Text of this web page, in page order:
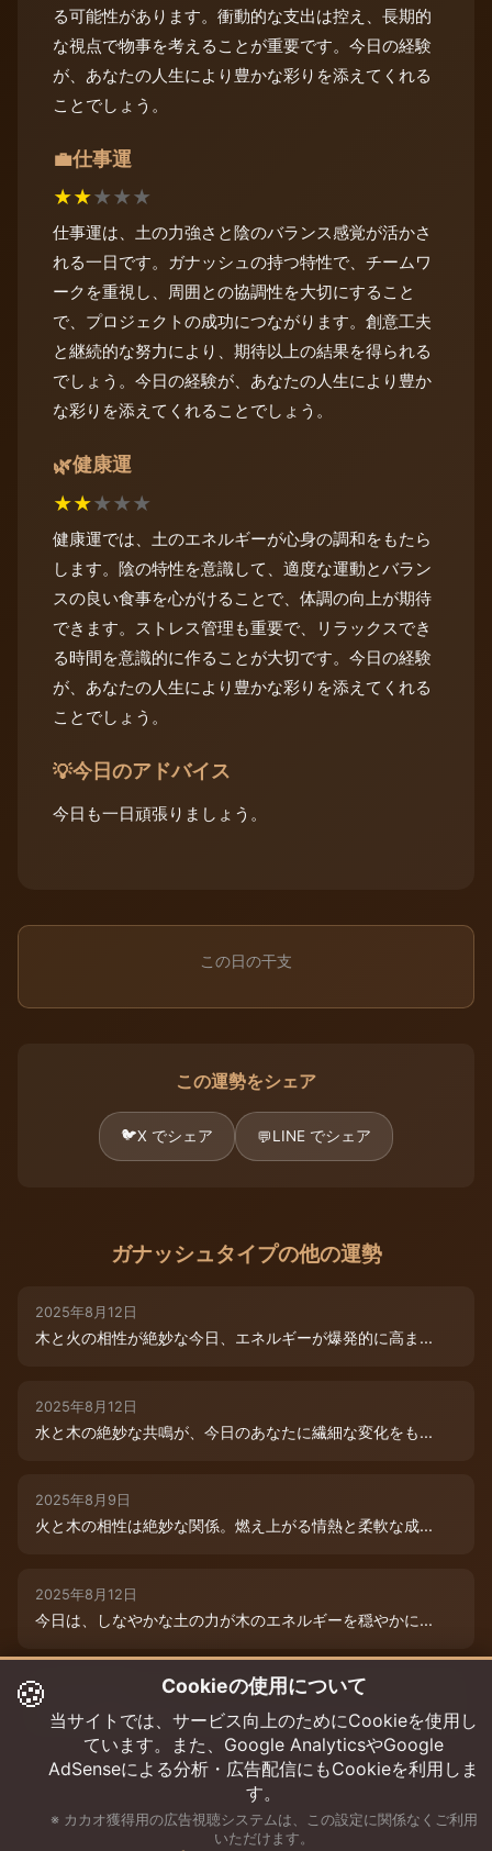
る可能性があります。衝動的な支出は控え、長期的
な視点で物事を考えることが重要です。今日の経験
が、あなたの人生により豊かな彩りを添えてくれる
ことでしょう。
💼仕事運
★★★★★
仕事運は、土の力強さと陰のバランス感覚が活かさ
れる一日です。ガナッシュの持つ特性で、チームワ
ークを重視し、周囲との協調性を大切にすること
で、プロジェクトの成功につながります。創意工夫
と継続的な努力により、期待以上の結果を得られる
でしょう。今日の経験が、あなたの人生により豊か
な彩りを添えてくれることでしょう。
🌿健康運
★★★★★
健康運では、土のエネルギーが心身の調和をもたら
します。陰の特性を意識して、適度な運動とバラン
スの良い食事を心がけることで、体調の向上が期待
できます。ストレス管理も重要で、リラックスでき
る時間を意識的に作ることが大切です。今日の経験
が、あなたの人生により豊かな彩りを添えてくれる
ことでしょう。
💡今日のアドバイス
今日も一日頑張りましょう。
この日の干支
この運勢をシェア
🐦X でシェア 💬LINE でシェア
ガナッシュタイプの他の運勢
2025年8月12日
木と火の相性が絶妙な今日、エネルギーが爆発的に高ま...
2025年8月12日
水と木の絶妙な共鳴が、今日のあなたに繊細な変化をも...
2025年8月9日
火と木の相性は絶妙な関係。燃え上がる情熱と柔軟な成...
2025年8月12日
今日は、しなやかな土の力が木のエネルギーを穏やかに...
2025年8月9日
水と木の絶妙な共演が、今日のあなたを特別な輝きで包...
🍪 Cookieの使用について
当サイトでは、サービス向上のためにCookieを使用し
ています。また、Google AnalyticsやGoogle
AdSenseによる分析・広告配信にもCookieを利用しま
す。
※ カカオ獲得用の広告視聴システムは、この設定に関係なくご利用
いただけます。